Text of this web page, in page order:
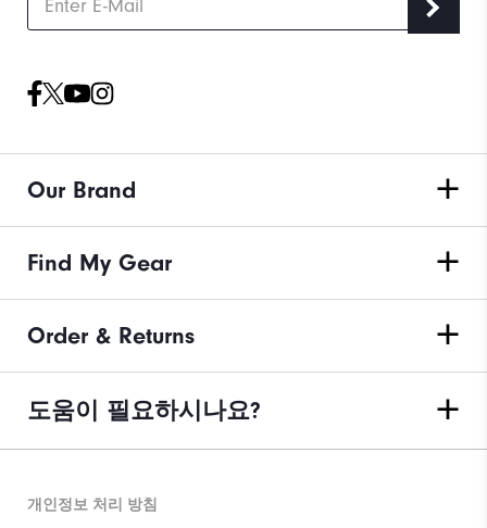
Our Brand
Find My Gear
Order & Returns
도움이 필요하시나요?
개인정보 처리 방침